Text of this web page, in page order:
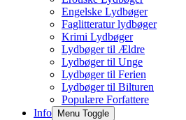
Engelske Lydbøger
Faglitteratur lydbøger
Krimi Lydbøger
Lydbøger til Ældre
Lydbøger til Unge
Lydbøger til Ferien
Lydbøger til Bilturen
Populære Forfattere
Info
Menu Toggle